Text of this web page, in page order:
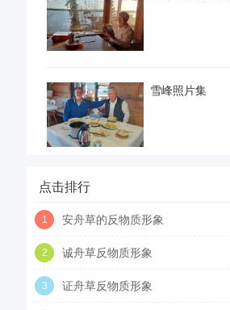
雪峰照片集
点击排行
1 安舟草的反物质形象
2 诚舟草反物质形象
3 证舟草反物质形象